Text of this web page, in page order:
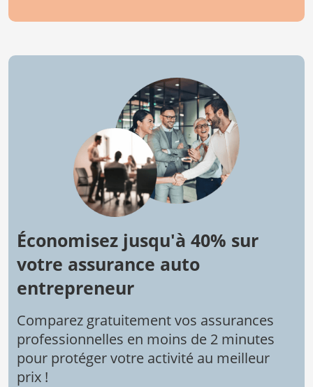
Économisez jusqu'à 40% sur
votre assurance auto
entrepreneur
Comparez gratuitement vos assurances
professionnelles en moins de 2 minutes
pour protéger votre activité au meilleur
prix !